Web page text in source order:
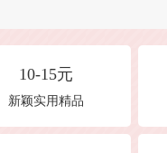
10-15元
新颖实用精品